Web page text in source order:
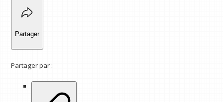
Partager
Partager par :